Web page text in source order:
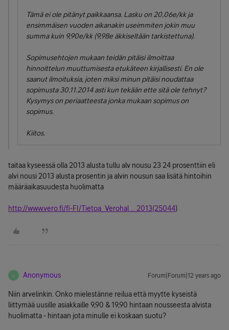
Tämä ei ole pitänyt paikkaansa. Lasku on 20,06e/kk ja
ensimmäisen vuoden aikanakin useimmiten jokin muu
summa kuin 9,90e/kk (9,98e äkkiseltään tarkistettuna).
Sopimusehtojen mukaan teidän pitäisi ilmoittaa
hinnoittelun muuttumisesta etukäteen kirjallisesti. En ole
saanut ilmoituksia, joten miksi minun pitäisi noudattaa
sopimusta 30.11.2014 asti kun tekään ette sitä ole tehnyt?
Kysymys on periaatteesta jonka mukaan sopimus on
sopimus.
Kiitos.
taitaa kyseessä olla 2013 alusta tullu alv nousu 23 24 prosenttiin eli
alvi nousi 2013 alusta prosentin ja alvin nousun saa lisätä hintoihin
määräaikasuudesta huolimatta
http://www.vero.fi/fi-FI/Tietoa_Verohal ... 2013(25044)
A Anonymous Forum|Forum|12 years ago
Niin arvelinkin. Onko mielestänne reilua että myytte kyseistä
liittymää uusille asiakkaille 9,90 & 19,90 hintaan nousseesta alvista
huolimatta - hintaan jota minulle ei koskaan suotu?